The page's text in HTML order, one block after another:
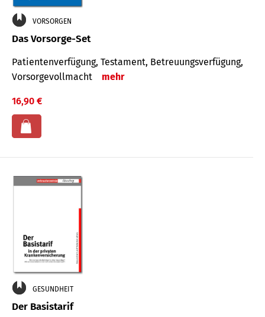
VORSORGEN
Das Vorsorge-Set
Patienten­ver­fügung, Testa­ment, Be­treuungs­verfü­gung,
Vor­sorge­voll­macht
mehr
16,90 €
GESUNDHEIT
Der Basistarif